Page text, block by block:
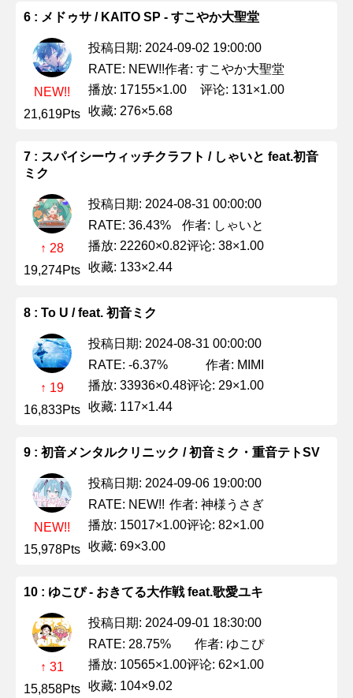
6 : メドゥサ / KAITO SP - すこやか大聖堂
NEW!!
21,619Pts
投稿日期: 2024-09-02 19:00:00
RATE: NEW!!作者: すこやか大聖堂
播放: 17155×1.00
评论: 131×1.00
收藏: 276×5.68
7 : スパイシーウィッチクラフト / しゃいと feat.初音
ミク
↑ 28
19,274Pts
投稿日期: 2024-08-31 00:00:00
RATE: 36.43%
作者: しゃいと
播放: 22260×0.82评论: 38×1.00
收藏: 133×2.44
8 : To U / feat. 初音ミク
↑ 19
16,833Pts
投稿日期: 2024-08-31 00:00:00
RATE: -6.37%
作者: MIMI
播放: 33936×0.48评论: 29×1.00
收藏: 117×1.44
9 : 初音メンタルクリニック / 初音ミク・重音テトSV
NEW!!
15,978Pts
投稿日期: 2024-09-06 19:00:00
RATE: NEW!! 作者: 神様うさぎ
播放: 15017×1.00评论: 82×1.00
收藏: 69×3.00
10 : ゆこぴ - おきてる大作戦 feat.歌愛ユキ
↑ 31
15,858Pts
投稿日期: 2024-09-01 18:30:00
RATE: 28.75%
作者: ゆこぴ
播放: 10565×1.00评论: 62×1.00
收藏: 104×9.02